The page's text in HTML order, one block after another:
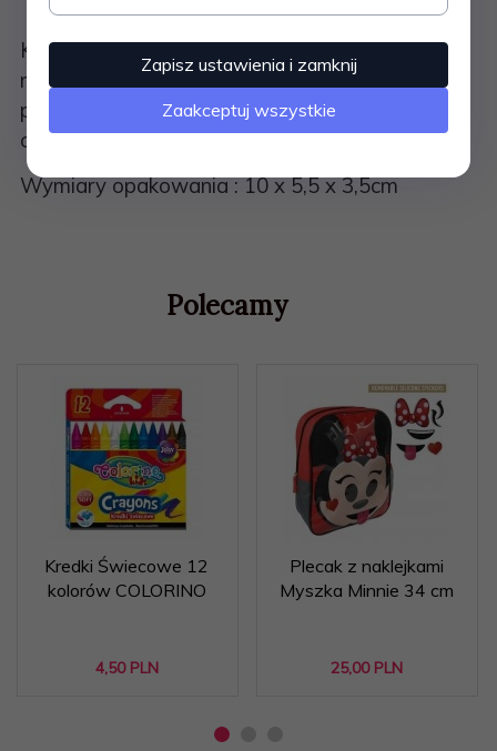
Klip biurowy czarny 32mm, 12 sztuk to
niezawodny wybór dla każdego, kto szuka
praktycznego i solidnego rozwiązania do
organizacji dokumentów.
Wymiary opakowania : 10 x 5,5 x 3,5cm
Polecamy
Kredki Świecowe 12
kolorów COLORINO
4,50 PLN
Plecak z naklejkami
Myszka Minnie 34 cm
25,00 PLN
Zapisz ustawienia i zamknij
Zaakceptuj wszystkie